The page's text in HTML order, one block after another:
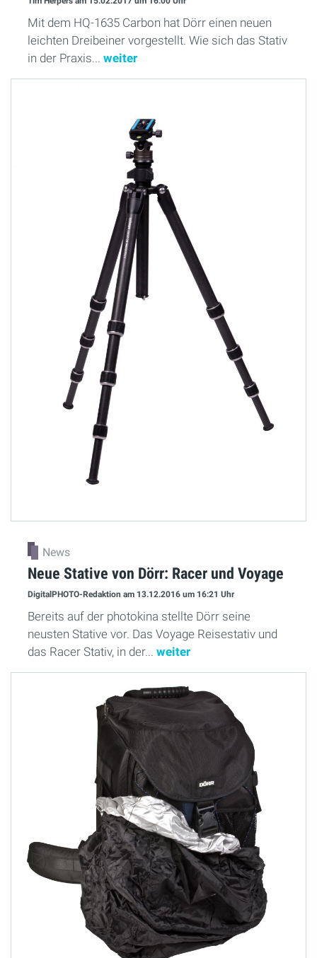
Mit dem HQ-1635 Carbon hat Dörr einen neuen
leichten Dreibeiner vorgestellt. Wie sich das Stativ
in der Praxis... weiter
News
Neue Stative von Dörr: Racer und Voyage
DigitalPHOTO-Redaktion am 13.12.2016 um 16:21 Uhr
Bereits auf der photokina stellte Dörr seine
neusten Stative vor. Das Voyage Reisestativ und
das Racer Stativ, in der... weiter